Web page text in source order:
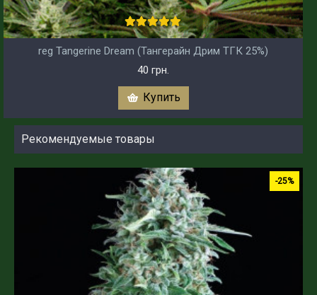
reg Tangerine Dream (Тангерайн Дрим ТГК 25%)
40 грн.
Купить
Рекомендуемые товары
-25%